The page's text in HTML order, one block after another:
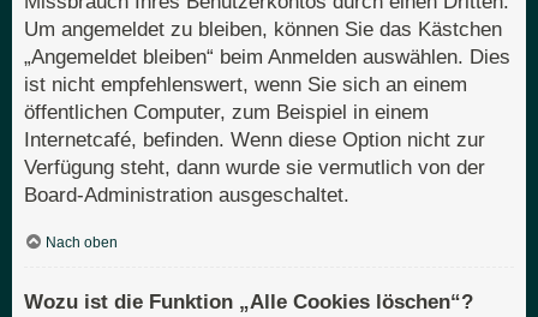
Um angemeldet zu bleiben, können Sie das Kästchen
„Angemeldet bleiben“ beim Anmelden auswählen. Dies
ist nicht empfehlenswert, wenn Sie sich an einem
öffentlichen Computer, zum Beispiel in einem
Internetcafé, befinden. Wenn diese Option nicht zur
Verfügung steht, dann wurde sie vermutlich von der
Board-Administration ausgeschaltet.
Nach oben
Wozu ist die Funktion „Alle Cookies löschen“?